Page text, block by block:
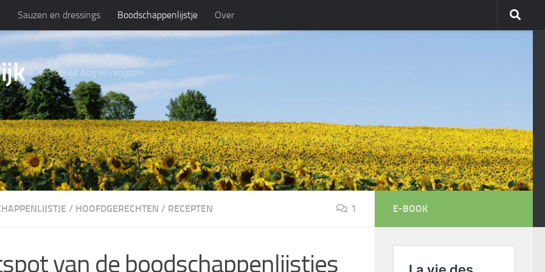
Sauzen en dressings Boodschappenlijstje Over
persoonlijk blog en recepten
/ HOOFDGERECHTEN / RECEPTEN 1
van de boodschappenlijstjes
E-BOOK